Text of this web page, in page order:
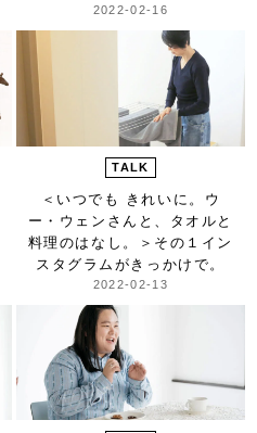
2022-02-16
TALK
＜いつでも きれいに。ウ
ー・ウェンさんと、タオルと
料理のはなし。＞ その１イン
スタグラムがきっかけで。
2022-02-13